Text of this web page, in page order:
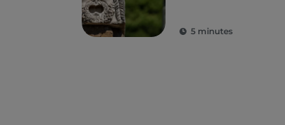
heure de Rome
5 minutes